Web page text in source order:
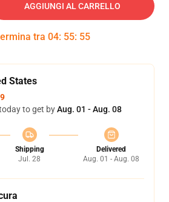
AGGIUNGI AL CARRELLO
tra 04: 55: 54
States
to get byAug. 01 - Aug. 08
Shipping
Jul. 28
Delivered
Aug. 01 - Aug. 08